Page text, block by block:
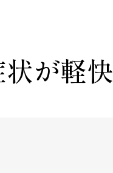
が軽快